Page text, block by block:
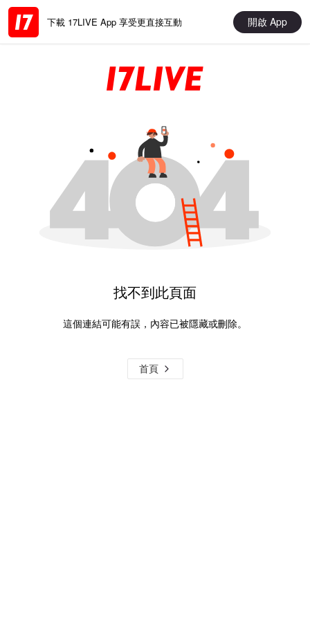
下載 17LIVE App 享受更直接互動 開啟 App
找不到此頁面
這個連結可能有誤，內容已被隱藏或刪除。
首頁